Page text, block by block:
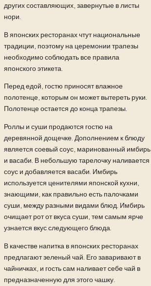
других составляющих, завернутые в листы
нори.
В японских ресторанах чтут национальные
традиции, поэтому на церемонии трапезы
необходимо соблюдать все правила
японского этикета.
Перед едой, гостю приносят влажное
полотенце, которым он может вытереть руки.
Полотенце остается до конца трапезы.
Роллы и суши продаются гостю на
деревянной дощечке. Дополнением к блюду
является соевый соус, маринованный имбирь
и васаби. В небольшую тарелочку наливается
соус и добавляется васаби. Имбирь
используется ценителями японской кухни,
знающими, как правильно есть палочками
суши, между разными видами блюд. Имбирь
очищает рот от вкуса суши, тем самым ярче
узнается вкус следующего блюда.
В качестве напитка в японских ресторанах
предлагают зеленый чай. Его заваривают в
чайничках, и гость сам наливает себе чай в
предназначенную для этого чашку.